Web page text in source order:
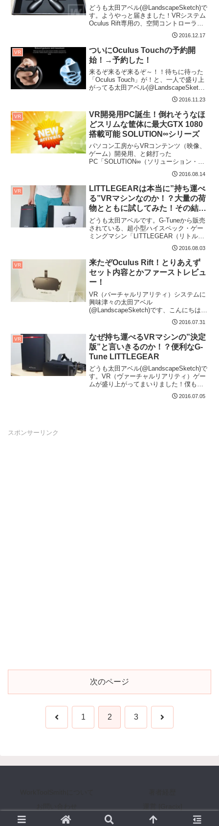
どうも太田アベル(@LandscapeSketch)で
す。ようやっと届きました！VRシステム
Oculus Rift専用の、空間コントローラ
2016.12.17
VR
ついにOculus Touchの予約開
始！→予約した！
来るぞ来るぞ来るぞ～！！待ちに待った
「Oculus Touch」が！と、一人で盛り上
がってる太田アベル(@LandscapeSketch)
2016.11.23
VR
VR開発用PC誕生！倒れそうなほ
どスリムな筐体に最大GTX 1080
搭載可能 SOLUTION∞シリーズ
パソコン工房からVRコンテンツ（映像、
ゲーム）開発用、と銘打った
PC「SOLUTION∞（ソリューション・イ
ンフィニティ）」シリーズが発売されま
2016.08.14
VR
LITTLEGEARは本当に”持ち運べ
る”VRマシンなのか！？大量の荷
物とともに試してみた！その結果
とは・・・！
どうも太田アベルです。G-Tuneから販売
されている、超小型ハイスペック・ゲー
ミングマシン「LITTLEGEAR（リトルギ
ア） i310」。ハイスペックマシンと...
2016.08.03
VR
来たぞOculus Rift！とりあえず
セット内容とかファーストレビュ
ー！
VR（バーチャルリアリティ）システムに
興味津々の太田アベル
(@LandscapeSketch)です、こんにちは。
ついに！あのVRシステムを購入してしま
2016.07.31
VR
なぜ持ち運べるVRマシンの”決定
版”と言いきるのか！？便利なG-
Tune LITTLEGEAR
どうも太田アベル(@LandscapeSketch)で
す。VR（ヴァーチャルリアリティ）ゲー
ムが盛り上がってまいりました！僕も先
2016.07.05
スポンサーリンク
次のページ
前 1 2 3 次
Copyright © 2008-2026 WorkToolSmith [ワークツールスミス] All Rights Reserved.